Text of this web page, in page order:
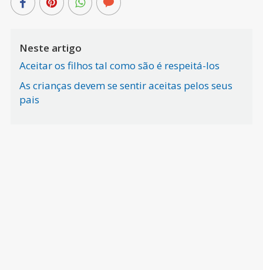
Neste artigo
Aceitar os filhos tal como são é respeitá-los
As crianças devem se sentir aceitas pelos seus
pais